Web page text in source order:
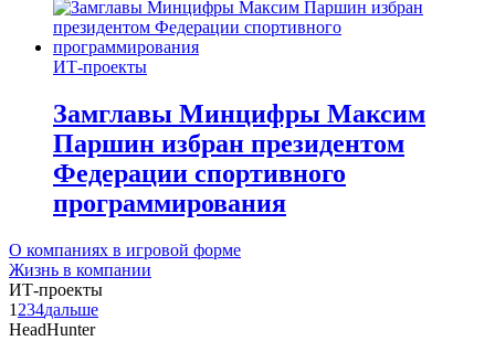
ИТ-проекты
Замглавы Минцифры Максим
Паршин избран президентом
Федерации спортивного
программирования
О компаниях в игровой форме
Жизнь в компании
ИТ-проекты
1 234дальше
HeadHunter